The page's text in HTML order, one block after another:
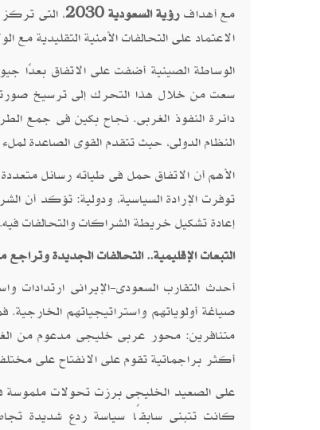
مع أهدافرؤية السعودية 2030
، التى تركز
الاعتماد على التحالفات الأمنية التقليدية مع
الوساطة الصينية أضفت على الاتفاق بعدًا
سعت من خلال هذا التحرك إلى ترسيخ
دائرة النفوذ الغربى. نجاح بكين فى جمع
النظام الدولى، حيث تتقدم القوى الصاعدة
الأهم أن الاتفاق حمل فى طياته رسائل
توفرت الإرادة السياسية، ودولية: تؤكد أن
إعادة تشكيل خريطة الشراكات والتحالفات فيه.
التبعات الإقليمية.. التحالفات الجديدة
أحدث التقارب السعودى-الإيرانى ارتدادات
صياغة أولوياتهم واستراتيجياتهم
متنافرين: محور عربى خليجى مدعوم من
أكثر براجماتية تقوم على الانفتاح على
على الصعيد الخليجى برزت تحولات ملموسة فى
كانت تتبنى سابقًا سياسة ردع شديدة